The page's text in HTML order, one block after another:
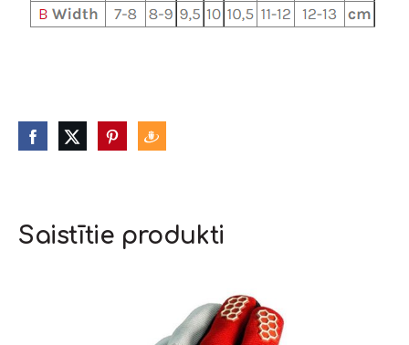
Saistītie produkti